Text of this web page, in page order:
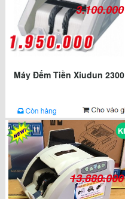
3.100.000
Máy Đếm Tiền Xiudun 2300
13.880.000